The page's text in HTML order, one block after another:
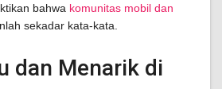
bahwa komunitas mobil dan
sekadar kata-kata.
dan Menarik di